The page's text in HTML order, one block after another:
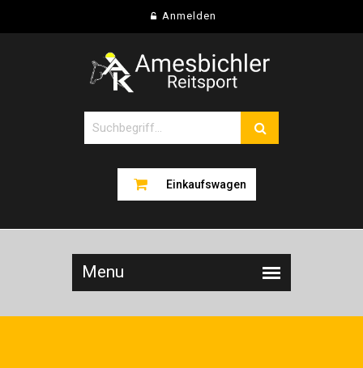
Anmelden
Einkaufswagen